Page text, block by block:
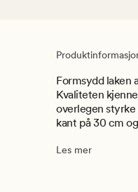
Formsydd laken
Kvaliteten
overlegen styrke
kant på 30 cm
Les mer